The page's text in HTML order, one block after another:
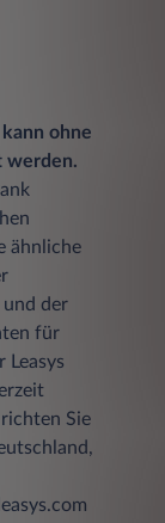
ohne
werden.
ähnliche
und der
für
Leasys
Sie